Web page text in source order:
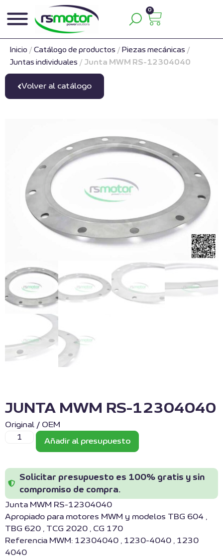
0
Inicio / Catálogo de productos / Piezas mecánicas /
Juntas individuales / Junta MWM RS-12304040
Volver al catálogo
JUNTA MWM RS-12304040
Original / OEM
Añadir al presupuesto
Solicitar presupuesto es 100% gratis y sin
compromiso de compra.
Junta MWM RS-12304040
Apropiado para motores MWM y modelos TBG 604 ,
TBG 620 , TCG 2020 , CG 170
Referencia MWM: 12304040 , 1230-4040 , 1230
4040